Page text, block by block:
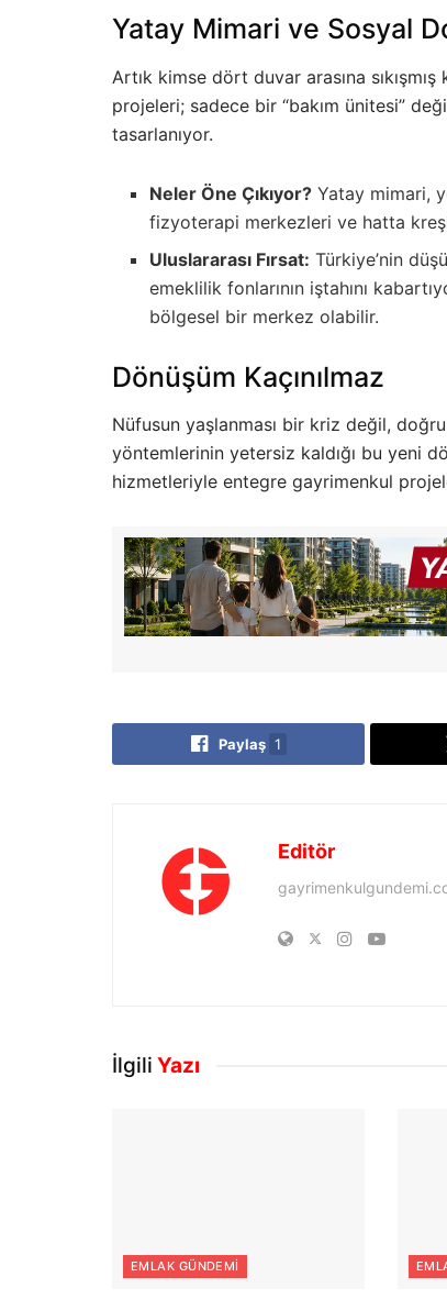
Yatay Mimari ve Sosyal
Artık kimse dört duvar arasına
projeleri; sadece bir “bakım ünitesi”
tasarlanıyor.
Neler Öne Çıkıyor? Yatay mimari,
fizyoterapi merkezleri ve hatta
Uluslararası Fırsat: Türkiye’nin
emeklilik fonlarının iştahını
bölgesel bir merkez olabilir.
Dönüşüm Kaçınılmaz
Nüfusun yaşlanması bir kriz değil,
yöntemlerinin yetersiz kaldığı bu yeni
hizmetleriyle entegre gayrimenkul
Paylaş 1
Editör
İlgili Yazı
EMLAK GÜNDEMI